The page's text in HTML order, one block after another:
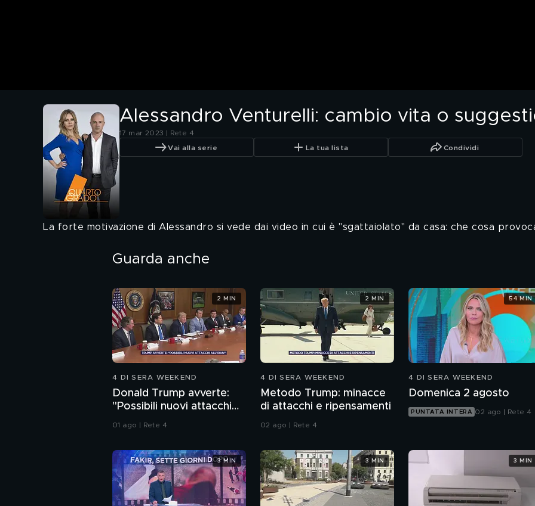
Alessandro Venturelli: cambio vita o
17 mar 2023 | Rete 4
Vai alla serie La tua lista Condividi
La forte motivazione di Alessandro si vede dai video in cui è "sgattaiolato" da casa: che cosa
Guarda anche
4 DI SERA WEEKEND
Donald Trump avverte:
"Possibili nuovi attacchi
all'Iran"
01 ago | Rete 4
2 MIN
4 DI SERA WEEKEND
Metodo Trump: minacce
di attacchi e ripensamenti
02 ago | Rete 4
2 MIN
4 DI SERA WEEKEND
Domenica 2 agosto
PUNTATA INTERA 02 ago | Rete 4
54 MIN
3 MIN 3 MIN 3 MIN